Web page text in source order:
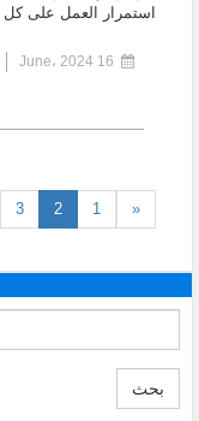
استمرار العمل على
«
1
2
(current)
3
بحث